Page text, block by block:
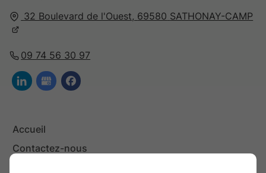
32 Boulevard de l'Ouest, 69580 SATHONAY-CAMP
09 74 56 30 97
Accueil
Contactez-nous